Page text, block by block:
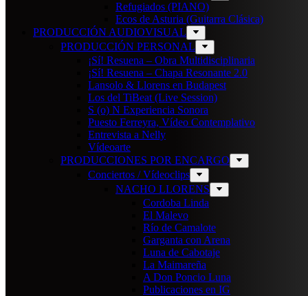
Refugiados (PIANO)
Ecos de Asturia (Guitarra Clásica)
PRODUCCIÓN AUDIOVISUAL
PRODUCCIÓN PERSONAL
¡Sí! Resuena – Obra Multidisciplinaria
¡Sí! Resuena – Chapa Resonante 2.0
Lansolo & Llorens en Budapest
Los del TiBeat (Live Session)
S (o) N Experiencia Sonora
Puesto Ferreyra, Vídeo Contemplativo
Entrevista a Nelly
Vídeoarte
PRODUCCIONES POR ENCARGO
Conciertos / Vídeoclips
NACHO LLORENS
Cordoba Linda
El Malevo
Río de Camalote
Garganta con Arena
Luna de Cabotaje
La Maimareña
A Don Poncio Luna
Publicaciones en IG